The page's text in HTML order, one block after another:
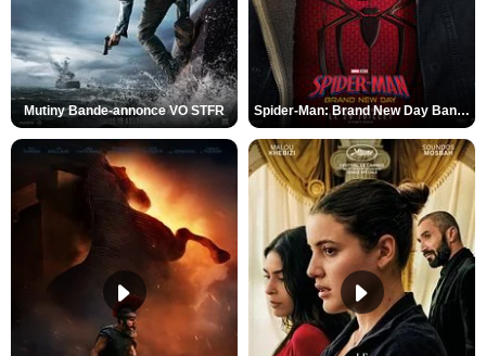
Mutiny Bande-annonce VO STFR Spider-Man: Brand New Day Bande-annonce VO STFR